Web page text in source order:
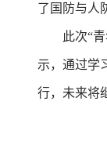
了国防与人
此次“
示，通过学
行，未来将